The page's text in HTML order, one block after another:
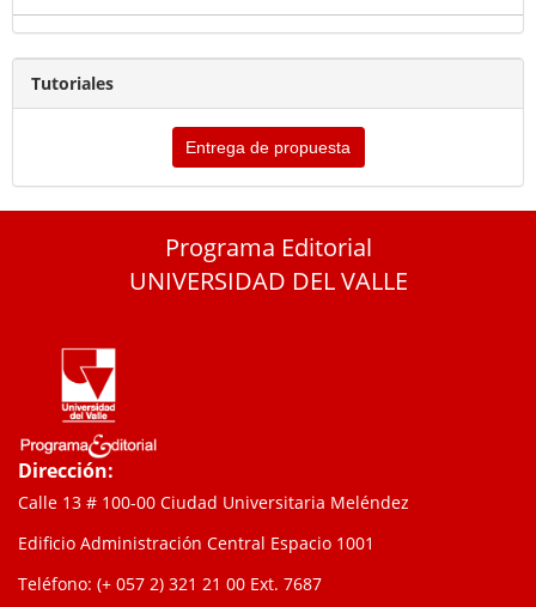
Tutoriales
Entrega de propuesta
Programa Editorial
UNIVERSIDAD DEL VALLE
Dirección:
Calle 13 # 100-00 Ciudad Universitaria Meléndez
Edificio Administración Central Espacio 1001
Teléfono: (+ 057 2) 321 21 00 Ext. 7687